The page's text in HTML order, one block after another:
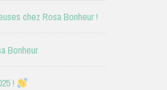
chez Rosa Bonheur !
Bonheur
!